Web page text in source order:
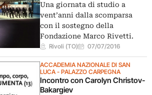
Una giornata di studio a
vent’anni dalla scomparsa
con il sostegno della
Fondazione Marco Rivetti.
Rivoli (TO) 07/07/2016
ACCADEMIA NAZIONALE DI SAN
LUCA - PALAZZO CARPEGNA
Incontro con Carolyn Christov-
Bakargiev